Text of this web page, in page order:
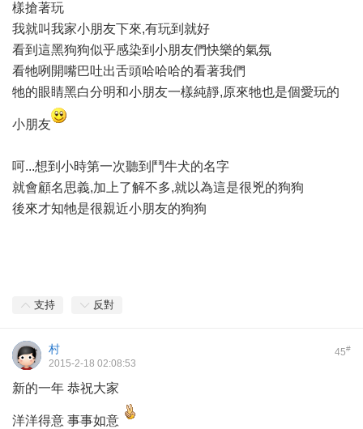
樣搶著玩
我就叫我家小朋友下來,有玩到就好
看到這黑狗狗似乎感染到小朋友們快樂的氣氛
看牠咧開嘴巴吐出舌頭哈哈哈的看著我們
牠的眼睛黑白分明和小朋友一樣純靜,原來牠也是個愛玩的
小朋友
呵...想到小時第一次聽到鬥牛犬的名字
就會顧名思義,加上了解不多,就以為這是很兇的狗狗
後來才知牠是很親近小朋友的狗狗
支持 反對
45#
村
2015-2-18 02:08:53
新的一年 恭祝大家
洋洋得意 事事如意